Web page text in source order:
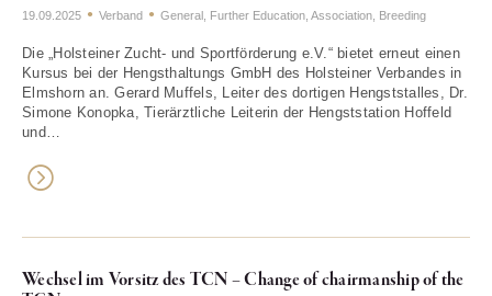
19.09.2025 Verband General Further Education Association Breeding
Die „Holsteiner Zucht- und Sportförderung e.V.“ bietet erneut einen
Kursus bei der Hengsthaltungs GmbH des Holsteiner Verbandes in
Elmshorn an. Gerard Muffels, Leiter des dortigen Hengststalles, Dr.
Simone Konopka, Tierärztliche Leiterin der Hengststation Hoffeld
und…
Wechsel im Vorsitz des TCN – Change of chairmanship of the